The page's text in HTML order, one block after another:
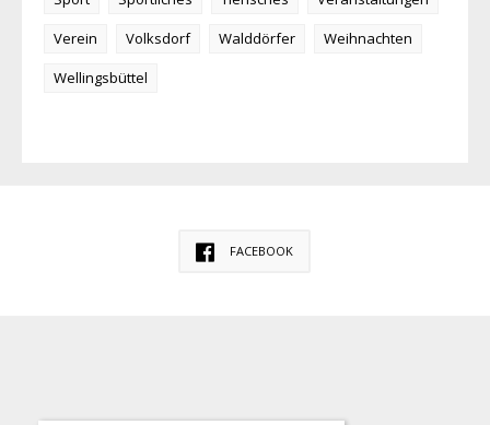
Verein
Volksdorf Walddörfer
Weihnachten
Wellingsbüttel
FACEBOOK